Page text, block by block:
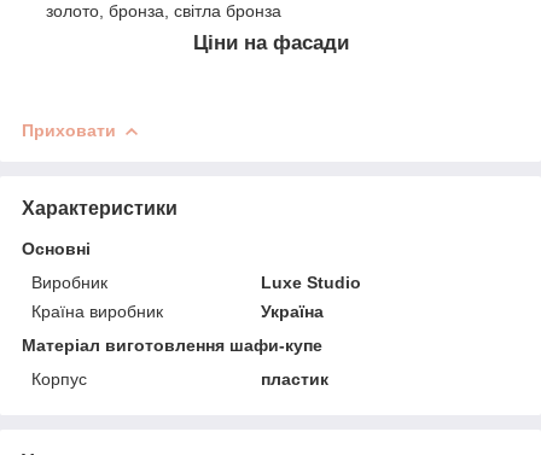
золото, бронза, світла бронза
Ціни на фасади
Приховати
Характеристики
Основні
Виробник
Luxe Studio
Країна виробник
Україна
Матеріал виготовлення шафи-купе
Корпус
пластик